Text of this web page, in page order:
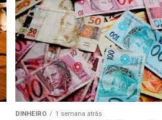
DINHEIRO 1 semana atrás